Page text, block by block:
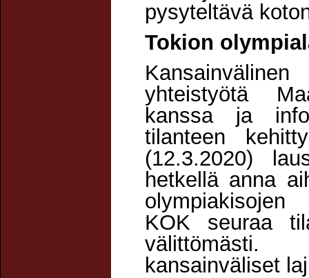
pysyteltävä
Tokion
yhteistyötä
kanssa ja
tilanteen
(12.3.2020)
hetkellä anna
olympiakisojen
KOK seuraa
välittömästi.
kansainväliset